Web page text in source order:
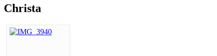
Christa